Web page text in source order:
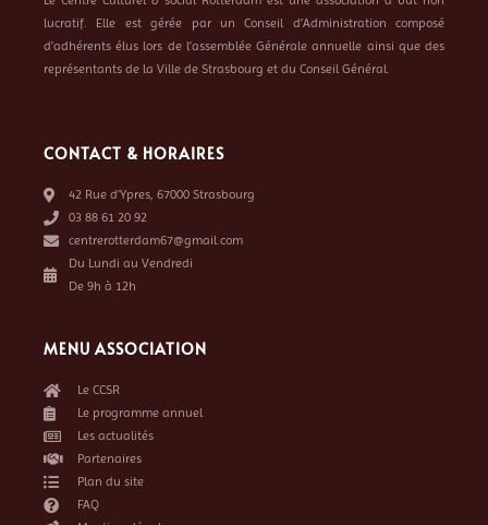
lucratif. Elle est gérée par un Conseil d’Administration composé
d’adhérents élus lors de l’assemblée Générale annuelle ainsi que des
représentants de la Ville de Strasbourg et du Conseil Général.
CONTACT & HORAIRES
42 Rue d’Ypres, 67000 Strasbourg
03 88 61 20 92
centrerotterdam67@gmail.com
Du Lundi au Vendredi
De 9h à 12h
MENU ASSOCIATION
Le CCSR
Le programme annuel
Les actualités
Partenaires
Plan du site
FAQ